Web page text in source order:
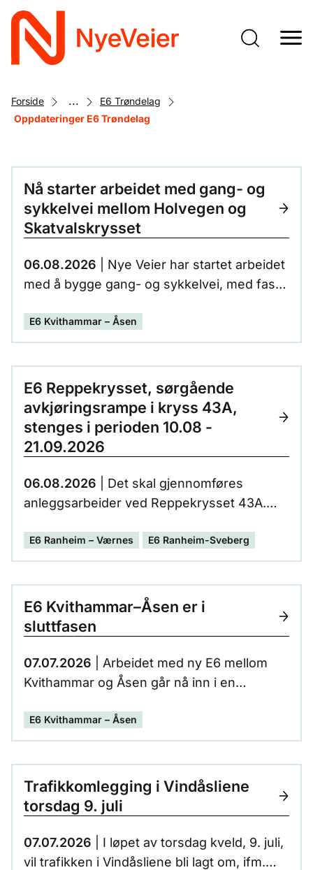
Gå
Forside ...
E6 Trøndelag
Oppdateringer E6 Trøndelag
Nå starter arbeidet med gang- og
sykkelvei mellom Holvegen og
Skatvalskrysset
06.08.2026 | Nye Veier har startet arbeidet
med å bygge gang- og sykkelvei, med fast
Skatvalskrysset. Dette prosjektet er en del
av E6-prosjektet Kvithammar-Åsen og
inngår som et rekkefølgekrav i
reguleringsplanen for prosjektet.
E6 Kvithammar – Åsen
E6 Reppekrysset, sørgående
avkjøringsrampe i kryss 43A,
stenges i perioden 10.08 -
21.09.2026
06.08.2026 | Det skal gjennomføres
anleggsarbeider ved Reppekrysset 43A.
perioden 10.08 - 21.09.2026.
E6 Ranheim – Værnes E6 Ranheim-Sveberg
E6 Kvithammar–Åsen er i
sluttfasen
07.07.2026 | Arbeidet med ny E6 mellom
Kvithammar og Åsen går nå inn i en
E6 Kvithammar – Åsen
Trafikkomlegging i Vindåsliene
torsdag 9. juli
07.07.2026 | I løpet av torsdag kveld, 9. juli,
vil trafikken i Vindåsliene bli lagt om, ifm.